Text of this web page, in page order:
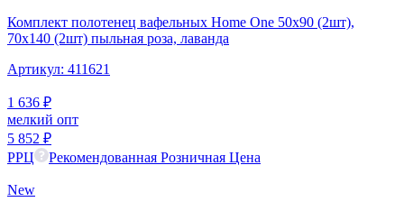
Комплект полотенец вафельных Home One 50х90 (2шт),
70х140 (2шт) пыльная роза, лаванда
Артикул: 411621
1 636 ₽
мелкий опт
5 852 ₽
РРЦ
Рекомендованная Розничная Цена
New